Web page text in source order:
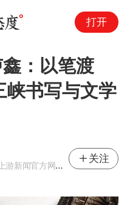
打开
：以笔渡
峡书写与文学
游新闻官方网易号
关注